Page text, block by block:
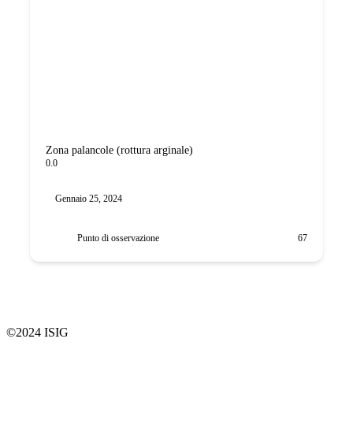
Zona palancole (rottura arginale)
0.0
Gennaio 25, 2024
Punto di osservazione 67
©2024 ISIG